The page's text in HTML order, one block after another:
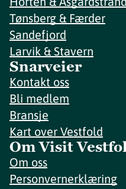
Tønsberg & Færder
Sandefjord
Larvik & Stavern
Snarveier
Kontakt oss
Bli medlem
Bransje
Kart over Vestfold
Om Visit
Om oss
Personvernerklæring